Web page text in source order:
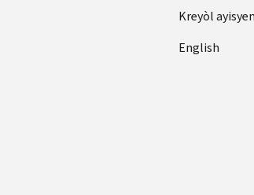
Kreyòl ayisyen
English